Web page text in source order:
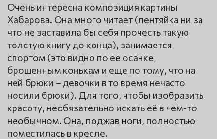
Очень интересна композиция картины
Хабарова. Она много читает (лентяйка ни за
что не заставила бы себя прочесть такую
толстую книгу до конца), занимается
спортом (это видно по ее осанке,
брошенным конькам и еще по тому, что на
ней брюки – девочки в то время нечасто
носили брюки). Для того, чтобы изобразить
красоту, необязательно искать её в чем-то
необычном. Она, поджав ноги, полностью
поместилась в кресле.